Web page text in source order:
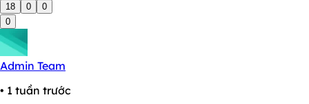
18 0
0
0
Admin Team
• 1 tuần trước